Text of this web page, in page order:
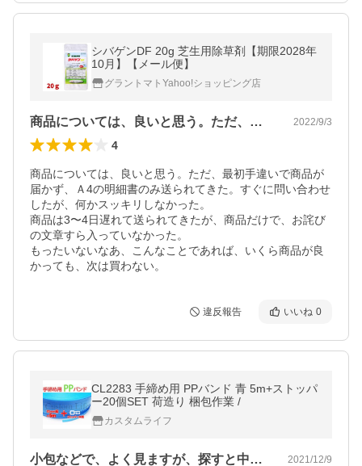
シバゲンDF 20g 芝生用除草剤【期限2028年
10月】【メール便】
グラントマトYahoo!ショッピング店
商品については、良いと思う。ただ、最初… 2022/9/3
4
商品については、良いと思う。ただ、最初手違いで商品が
届かず、Ａ4の明細書のみ送られてきた。すぐに問い合わせ
したが、何かスッキリしなかった。
商品は3〜4日遅れて送られてきたが、商品だけで、お詫び
の文章すら入っていなかった。
もったいないなあ、こんなことであれば、いくら商品が良
かっても、次は買わない。
違反報告 いいね 0
CL2283 手締め用 PPバンド 青 5m+ストッパ
ー20個SET 荷造り 梱包作業 /
カスタムライフ
小包などで、よく見ますが、探すと中々な… 2021/12/9